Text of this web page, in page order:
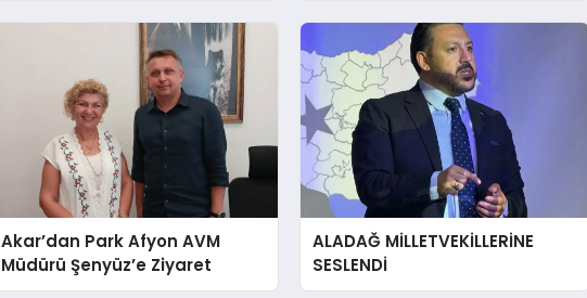
Akar’dan Park Afyon AVM
Müdürü Şenyüz’e Ziyaret
ALADAĞ MİLLETVEKİLLERİNE
SESLENDİ